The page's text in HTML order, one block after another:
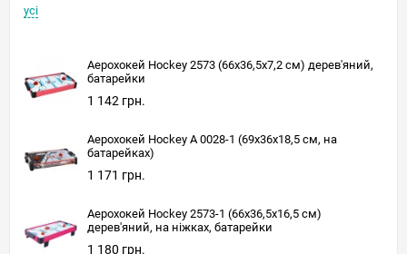
усі
Аерохокей Hockey 2573 (66x36,5x7,2 см) дерев'яний,
батарейки
1 142 грн.
Аерохокей Hockey А 0028-1 (69х36х18,5 см, на
батарейках)
1 171 грн.
Аерохокей Hockey 2573-1 (66x36,5x16,5 см)
дерев'яний, на ніжках, батарейки
1 180 грн.